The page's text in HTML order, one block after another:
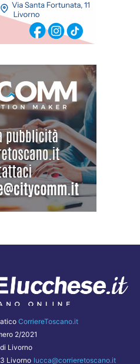
CorriereToscano.it
2/2021
Livorno
Livorno lucca@corrieretoscano.it